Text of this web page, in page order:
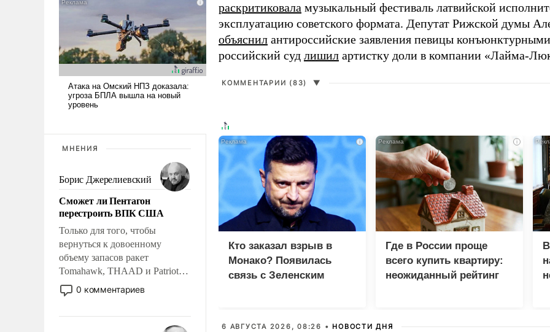
МНЕНИЯ
Борис Джерелиевский
Сможет ли Пентагон
перестроить ВПК США
Только для того, чтобы
вернуться к довоенному
объему запасов ракет
Tomahawk, THAAD и Patriot
США потребуется более трех
лет. Даже небольшая война с
0 комментариев
раскритиковала музыкальный фестиваль латвийской
эксплуатацию советского формата. Депутат Рижской думы
объяснил антироссийские заявления певицы
российский суд лишил артистку доли в компании «Лайма-
КОММЕНТАРИИ (83) ▼
i
Кто заказал взрыв в
Монако? Появилась
связь с Зеленским
i
Где в России проще
всего купить квартиру:
неожиданный рейтинг
6 АВГУСТА 2026, 08:26 • НОВОСТИ ДНЯ